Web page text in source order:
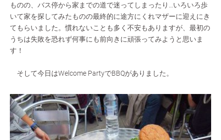
ものの、バス停から家までの道で迷ってしまったり…いろいろ歩
いて家を探してみたものの最終的に途方にくれマザーに迎えにき
てもらいました。慣れないことも多く不安もありますが、最初の
うちは失敗を恐れず何事にも前向きに頑張ってみようと思いま
す！
そして今日はWelcome PartyでBBQがありました。